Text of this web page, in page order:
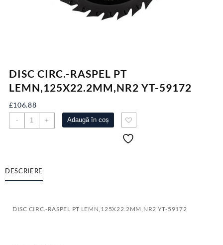
DISC CIRC.-RASPEL PT
LEMN,125X22.2MM,NR2 YT-59172
£106.88
-
Cantitate
DISC
LEMN,125X22.2MM,NR2
YT-
+ Adaugă în coș
DESCRIERE
DISC CIRC.-RASPEL PT LEMN,125X22.2MM,NR2 YT-59172